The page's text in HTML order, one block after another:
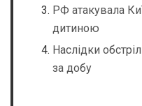
РФ атакувала
дитиною
Наслідки
за добу